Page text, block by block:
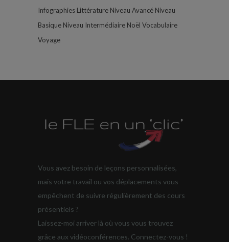
Infographies Littérature Niveau Avancé Niveau
Basique Niveau Intermédiaire Noël Vocabulaire
Voyage
Vous avez besoin de leçons personnalisées,
mais votre travail ou vos déplacements vous
empêchent de suivre régulièrement des cours
présentiels ?
Laissez-moi arriver là où vous vous trouvez
grâce aux vidéoconférences. Connectez-vous !